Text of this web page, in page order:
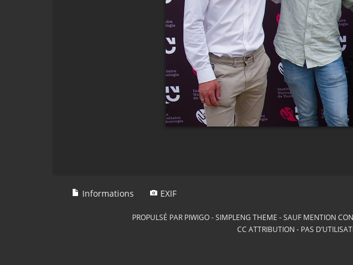
Informations EXIF
PROPULSÉ PAR PIWIGO-SIMPLENG THEME
SAUF MENTION
CC ATTRIBUTION - PAS